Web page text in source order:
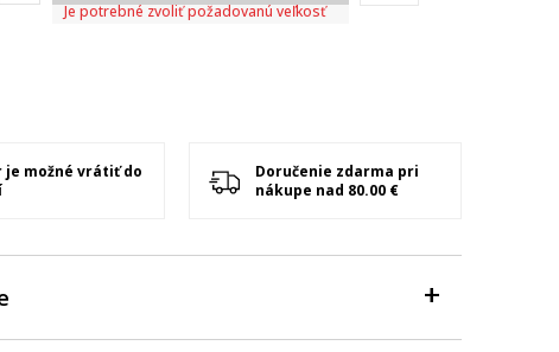
Je potrebné zvoliť požadovanú veľkosť
je možné vrátiť do
Doručenie zdarma pri
nákupe nad 80.00 €